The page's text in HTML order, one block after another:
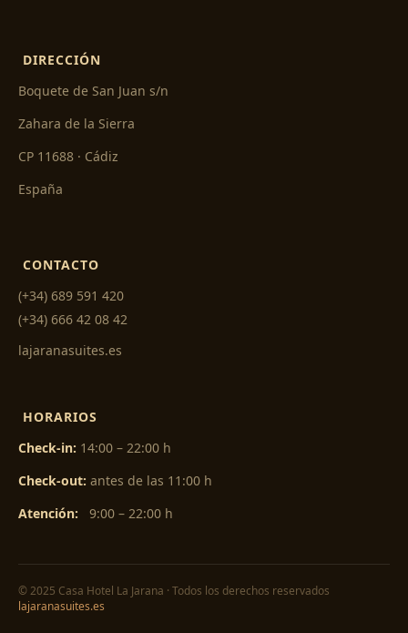
DIRECCIÓN
Boquete de San Juan s/n
Zahara de la Sierra
CP 11688 · Cádiz
España
CONTACTO
(+34) 689 591 420
(+34) 666 42 08 42
lajaranasuites.es
HORARIOS
Check-in: 14:00 – 22:00 h
Check-out: antes de las 11:00 h
Atención: 9:00 – 22:00 h
© 2025 Casa Hotel La Jarana · Todos los derechos reservados
lajaranasuites.es